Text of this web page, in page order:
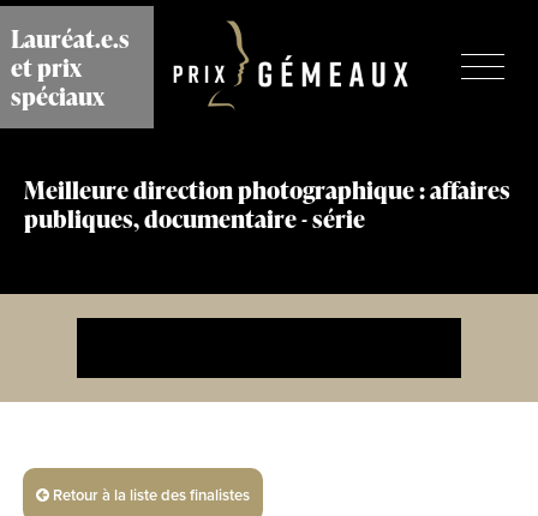
Aller
au
contenu
principal
Lauréat.e.s
et prix
spéciaux
Meilleure direction photographique : affaires
publiques, documentaire - série
Retour à la liste des finalistes